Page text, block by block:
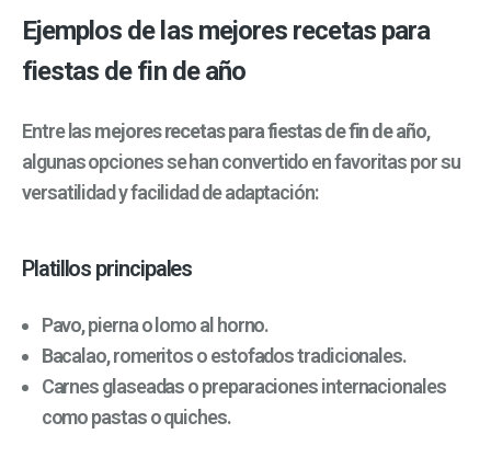
Ejemplos de las mejores recetas para
fiestas de fin de año
Entre lasmejores recetas para fiestas de fin de año,
algunas opciones se han convertido en favoritas por su
versatilidad y facilidad de adaptación:
Platillos principales
Pavo, pierna o lomo al horno.
Bacalao, romeritos o estofados tradicionales.
Carnes glaseadas o preparaciones internacionales
como pastas o quiches.